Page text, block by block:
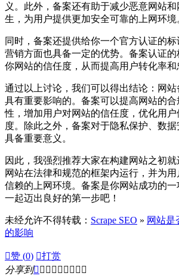
义。此外，备案还有助于减少恶意网站
生，为用户提供更加安全可靠的上网环境
同时，备案还提供给你一个官方认证的
营销方面也具备一定的优势。备案认证
你网站的信任度，从而提高用户转化率和
通过以上讨论，我们可以得出结论：网站
具有重要影响的。备案可以提高网站的
性，增加用户对网站的信任度，优化用
度。除此之外，备案对于隐私保护、数
具备重要意义。
因此，我强烈推荐大家在构建网站之初
网站在法律和规范的框架内运行，并为
信赖的上网环境。备案是你网站成功的
一起迈出良好的第一步吧！
未经允许不得转载： Scrape SEO » 网站是
的影响
赞 (0) 打赏
分享到        